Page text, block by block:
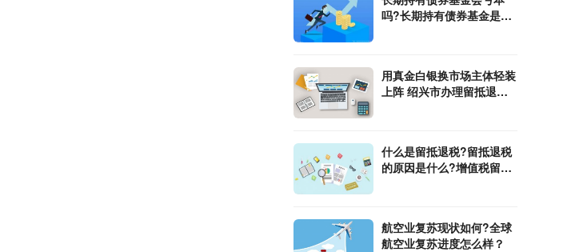
吗?长期持有债券基金是好
用真金白银换市场主体轻装
上阵 绍兴市办理留抵退税
什么是留抵退税?留抵退税
的原因是什么?增值税留抵
航空业复苏现状如何?全球
航空业复苏进度怎么样？